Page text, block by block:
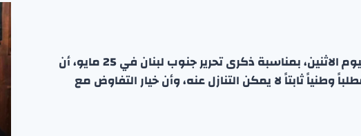
أكد الرئيس اللبناني جوزاف عون في بيانٍ رسميٍ صُدر اليوم الاثنين، بمناسبة ذكرى تحرير جنوب لبنان في 25 مايو، أن
ثابتاً لا يمكن التنازل عنه، وأن خيار التفاوض مع